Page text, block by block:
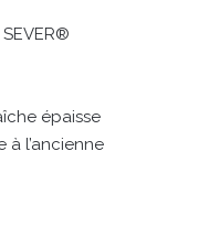
épaisse
l’ancienne